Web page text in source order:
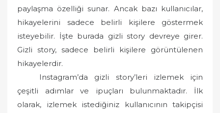
paylaşma özelliği sunar. Ancak bazı kullanıcılar,
hikayelerini sadece belirli kişilere göstermek
isteyebilir. İşte burada gizli story devreye girer.
Gizli story, sadece belirli kişilere görüntülenen
hikayelerdir.
Instagram’da gizli story’leri izlemek için
çeşitli adımlar ve ipuçları bulunmaktadır. İlk
olarak, izlemek istediğiniz kullanıcının takipçisi